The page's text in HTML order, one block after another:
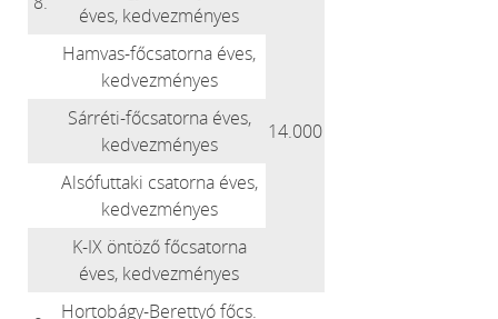
éves, kedvezményes
14.000
Hamvas-főcsatorna éves,
kedvezményes
Sárréti-főcsatorna éves,
kedvezményes
Alsófuttaki csatorna éves,
kedvezményes
K-IX öntöző főcsatorna
éves, kedvezményes
Hortobágy-Berettyó főcs.